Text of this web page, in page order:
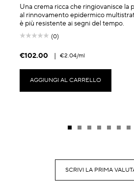
Una crema ricca che ringiovanisce la
al rinnovamento epidermico
è più resistente ai segni del tempo.
(0)
€102.00 | €2.04/ml
AGGIUNGI AL CARRELLO
SCRIVI LA PRIMA